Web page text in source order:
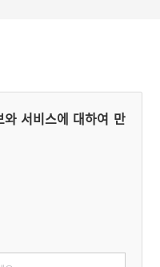
서비스에 대하여 만